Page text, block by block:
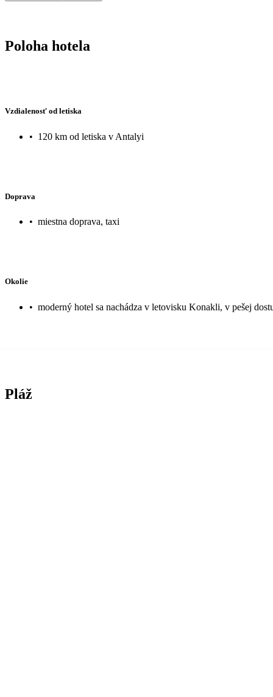
Poloha hotela
Vzdialenosť od letiska
• 120 km od letiska v Antalyi
Doprava
• miestna doprava, taxi
Okolie
• moderný hotel sa nachádza v letovisku Konakli, v pešej
Pláž